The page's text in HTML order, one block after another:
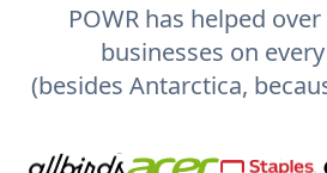
POWR has helped
businesses on
(besides Antarctica,